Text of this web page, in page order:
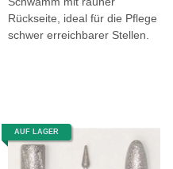
Rückseite, ideal für die Pflege
schwer erreichbarer Stellen.
AUF LAGER